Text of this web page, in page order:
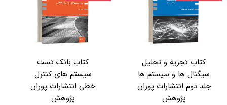
کتاب تجزیه و تحلیل
سیگنال ها و سیستم ها
جلد دوم انتشارات پوران
پژوهش
کتاب بانک تست
سیستم های کنترل
خطی انتشارات پوران
پژوهش